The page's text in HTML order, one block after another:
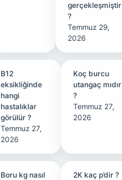
gerçekleşmiştir
?
Temmuz 29,
2026
B12
eksikliğinde
hangi
hastalıklar
görülür ?
Temmuz 27,
2026
Koç burcu
utangaç mıdır
?
Temmuz 27,
2026
Boru kg nasıl
2K kaç p’dir ?